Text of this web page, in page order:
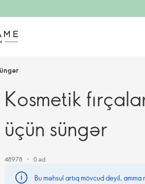
Kosmetik
üçün süngər
48978 0 əd.
Bu məhsul artıq mövcud deyil,